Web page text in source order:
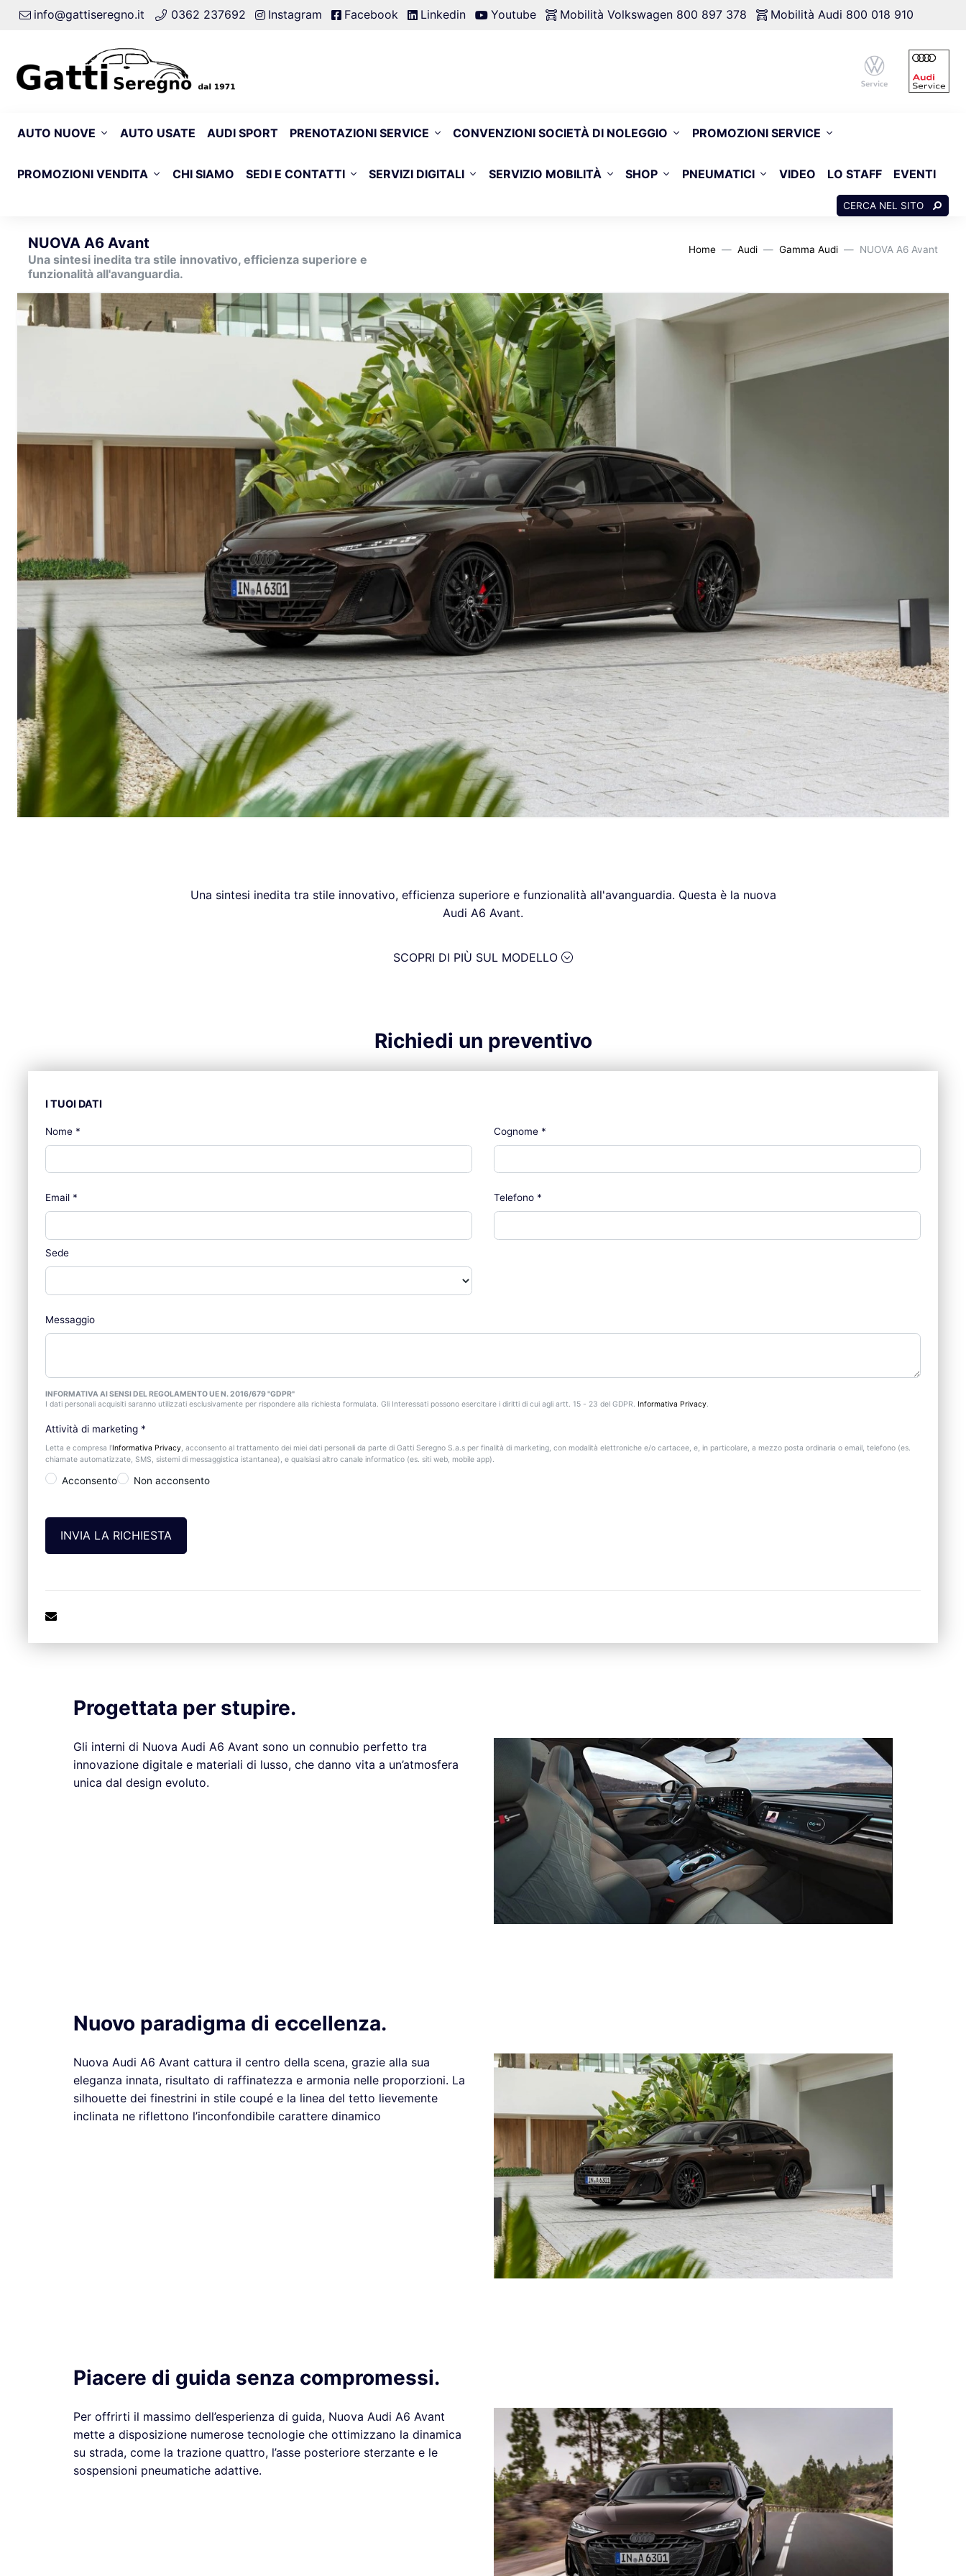
info@gattiseregno.it 0362 237692 Instagram Facebook Linkedin Youtube Mobilità Volkswagen 800 897 378 Mobilità Audi 800 018 910
AUTO NUOVE AUTO USATE AUDI SPORT PRENOTAZIONI SERVICE CONVENZIONI SOCIETÀ DI NOLEGGIO PROMOZIONI SERVICE
PROMOZIONI VENDITA CHI SIAMO SEDI E CONTATTI SERVIZI DIGITALI SERVIZIO MOBILITÀ SHOP PNEUMATICI VIDEO LO STAFF EVENTI
CERCA NEL SITO
NUOVA A6 Avant
Una sintesi inedita tra stile innovativo, efficienza superiore e
funzionalità all'avanguardia.
Home Audi Gamma Audi NUOVA A6 Avant
Una sintesi inedita tra stile innovativo, efficienza superiore e funzionalità all'avanguardia. Questa è la nuova
Audi A6 Avant.
SCOPRI DI PIÙ SUL MODELLO
Richiedi un preventivo
I TUOI DATI
Nome * Cognome *
Email *
Sede
Telefono *
Messaggio
INFORMATIVA AI SENSI DEL REGOLAMENTO UE N. 2016/679 "GDPR"
I dati personali acquisiti saranno utilizzati esclusivamente per rispondere alla richiesta formulata. Gli Interessati possono esercitare i diritti di cui agli artt. 15 - 23 del GDPR. Informativa Privacy.
Attività di marketing *
Letta e compresa l’Informativa Privacy, acconsento al trattamento dei miei dati personali da parte di Gatti Seregno S.a.s per finalità di marketing, con modalità elettroniche e/o cartacee, e, in particolare, a mezzo posta ordinaria o email, telefono (es.
chiamate automatizzate, SMS, sistemi di messaggistica istantanea), e qualsiasi altro canale informatico (es. siti web, mobile app).
Acconsento Non acconsento
Progettata per stupire.
Gli interni di Nuova Audi A6 Avant sono un connubio perfetto tra
innovazione digitale e materiali di lusso, che danno vita a un’atmosfera
unica dal design evoluto.
Nuovo paradigma di eccellenza.
Nuova Audi A6 Avant cattura il centro della scena, grazie alla sua
eleganza innata, risultato di raffinatezza e armonia nelle proporzioni. La
silhouette dei finestrini in stile coupé e la linea del tetto lievemente
inclinata ne riflettono l’inconfondibile carattere dinamico
Piacere di guida senza compromessi.
Per offrirti il massimo dell’esperienza di guida, Nuova Audi A6 Avant
mette a disposizione numerose tecnologie che ottimizzano la dinamica
su strada, come la trazione quattro, l’asse posteriore sterzante e le
sospensioni pneumatiche adattive.